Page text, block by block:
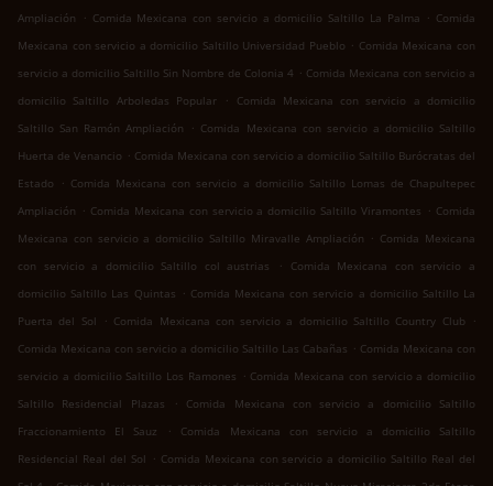
Ampliación
. Comida Mexicana con servicio a domicilio Saltillo La Palma . Comida
Mexicana con servicio a domicilio Saltillo Universidad Pueblo . Comida Mexicana con
servicio a domicilio Saltillo Sin Nombre de Colonia 4 . Comida Mexicana con servicio a
domicilio Saltillo Arboledas Popular
.
Comida Mexicana con servicio a domicilio
Saltillo San Ramón Ampliación
. Comida Mexicana con servicio a domicilio Saltillo
Huerta de Venancio . Comida Mexicana con servicio a domicilio Saltillo Burócratas del
Estado
. Comida Mexicana con servicio a domicilio Saltillo Lomas de Chapultepec
Ampliación . Comida Mexicana con servicio a domicilio Saltillo Viramontes . Comida
Mexicana con servicio a domicilio Saltillo Miravalle Ampliación . Comida Mexicana
con servicio a domicilio Saltillo col austrias
.
Comida Mexicana con servicio a
domicilio Saltillo Las Quintas . Comida Mexicana con servicio a domicilio Saltillo La
Puerta del Sol
. Comida Mexicana con servicio a domicilio Saltillo Country Club
.
Comida Mexicana con servicio a domicilio Saltillo Las Cabañas . Comida Mexicana con
servicio a domicilio Saltillo Los Ramones . Comida Mexicana con servicio a domicilio
Saltillo Residencial Plazas
.
Comida Mexicana con servicio a domicilio Saltillo
Fraccionamiento El Sauz
.
Comida Mexicana con servicio a domicilio Saltillo
Residencial Real del Sol . Comida Mexicana con servicio a domicilio Saltillo Real del